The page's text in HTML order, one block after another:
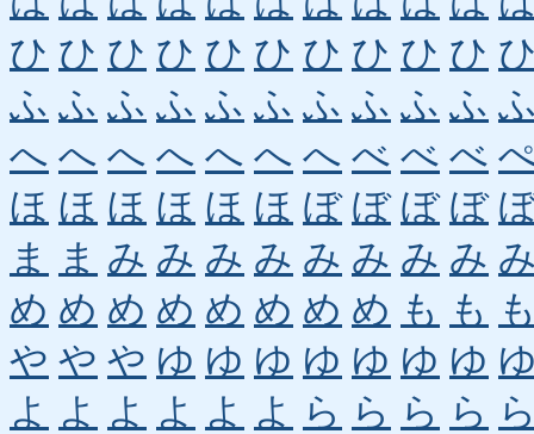
ひ ひ ひ ひ ひ ひ ひ ひ ひ ひ
ふ ふ ふ ふ ふ ふ ふ ふ ふ ふ
へ へ へ へ へ へ へ べ べ べ
ほ ほ ほ ほ ほ ほ ぼ ぼ ぼ ぼ
ま
ま み み み み み み み み
め め め め め め め め も も
や や や ゆ ゆ ゆ ゆ ゆ ゆ ゆ
よ よ よ よ よ よ ら ら ら ら